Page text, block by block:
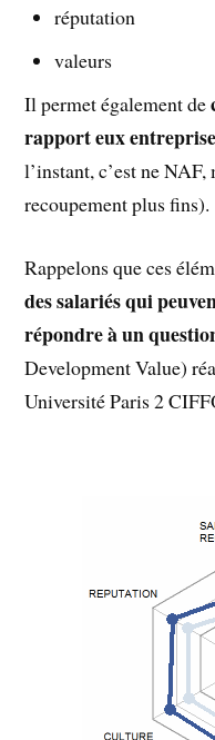
réputation
valeurs
Il permet également de
rapport eux
l’instant, c’est ne
recoupement plus fins).
Rappelons que ces
des salariés qui
répondre à un
Development Value)
Université Paris 2